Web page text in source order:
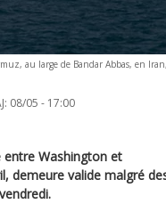
au large de Bandar Abbas, en
08/05 - 17:00
entre Washington et
demeure valide malgré